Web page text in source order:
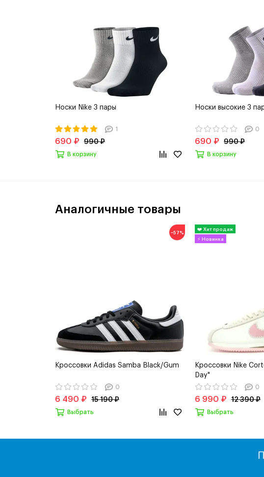
Носки Nike 3 пары
1
690 ₽ 990 ₽
В корзину
Носки высокие 3
0
690 ₽ 990 ₽
В корзину
Аналогичные товары
−57%
Кроссовки Adidas Samba Black/Gum
0
6 490 ₽ 15 190 ₽
Выбрать
Кроссовки Nike
Day"
0
6 990 ₽ 12 390 ₽
Выбрать